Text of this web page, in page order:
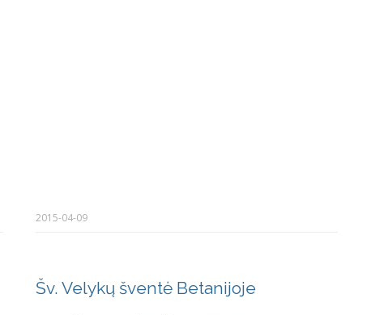
2015-04-09
Šv. Velykų šventė Betanijoje